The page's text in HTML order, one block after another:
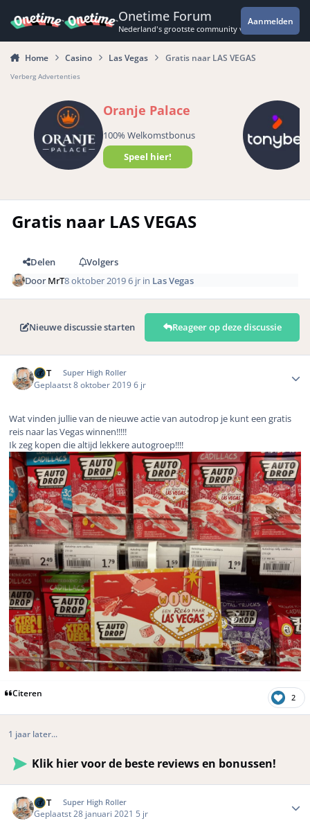
Onetime Forum
Nederland's grootste community voor de
Aanmelden
Home Casino Las Vegas Gratis naar LAS VEGAS
Verberg Advertenties
Oranje Palace
100% Welkomstbonus
Speel hier!
Gratis naar LAS VEGAS
Delen
Volgers
DoorMrT8 oktober 20196 jr in Las Vegas
Nieuwe discussie starten Reageer op deze discussie
MrT Super High Roller
Geplaatst8 oktober 20196 jr
Wat vinden jullie van de nieuwe actie van autodrop je kunt een gratis
reis naar las Vegas winnen!!!!!
Ik zeg kopen die altijd lekkere autogroep!!!!
Citeren 2
1 jaar later...
Klik hier voor de beste reviews en bonussen!
MrT Super High Roller
Geplaatst28 januari 2021 5 jr